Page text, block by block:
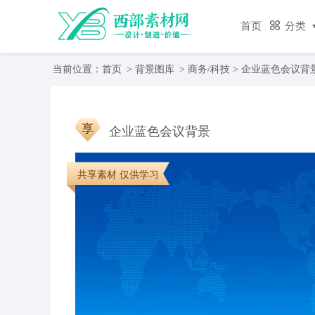
首页 分类
当前位置： 首页 > 背景图库 > 商务/科技 > 企业蓝色会议背
共享素材 仅供学习
企业蓝色会议背景